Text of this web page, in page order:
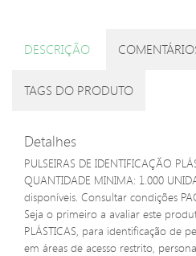
DESCRIÇÃO
TAGS DO PRODUTO
Detalhes
PULSEIRAS DE IDENTIFICAÇÃO
QUANTIDADE MINIMA: 1.000
disponíveis. Consultar condições
Seja o primeiro a avaliar este
PLÁSTICAS, para identificação de
em áreas de acesso restrito,